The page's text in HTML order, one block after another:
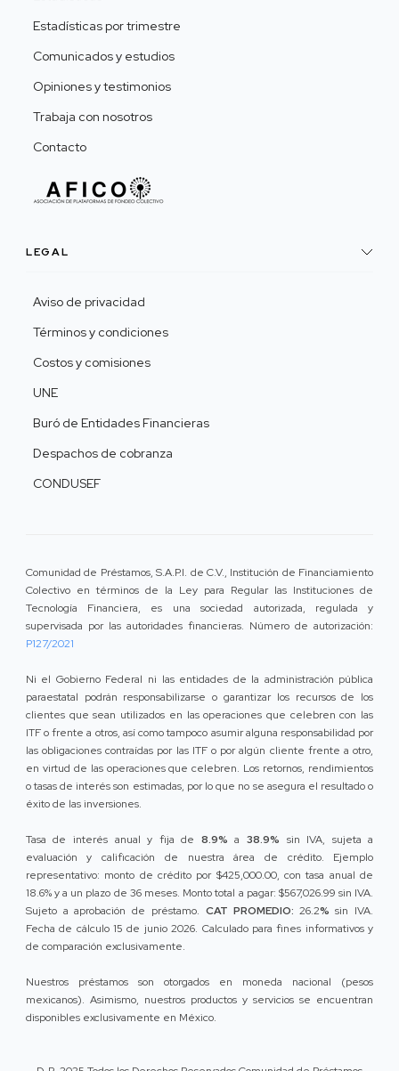
Estadísticas por trimestre
Comunicados y estudios
Opiniones y testimonios
Trabaja con nosotros
Contacto
LEGAL
Aviso de privacidad
Términos y condiciones
Costos y comisiones
UNE
Buró de Entidades Financieras
Despachos de cobranza
CONDUSEF
Comunidad de Préstamos, S.A.P.I. de C.V., Institución de Financiamiento
Colectivo en términos de la Ley para Regular las Instituciones de
Tecnología Financiera, es una sociedad autorizada, regulada y
supervisada por las autoridades financieras. Número de autorización:
P127/2021
Ni el Gobierno Federal ni las entidades de la administración pública
paraestatal podrán responsabilizarse o garantizar los recursos de los
clientes que sean utilizados en las operaciones que celebren con las
ITF o frente a otros, así como tampoco asumir alguna responsabilidad por
las obligaciones contraídas por las ITF o por algún cliente frente a otro,
en virtud de las operaciones que celebren. Los retornos, rendimientos
o tasas de interés son estimadas, por lo que no se asegura el resultado o
éxito de las inversiones.
Tasa de interés anual y fija de 8.9% a 38.9% sin IVA, sujeta a
evaluación y calificación de nuestra área de crédito. Ejemplo
representativo: monto de crédito por $425,000.00, con tasa anual de
18.6% y a un plazo de 36 meses. Monto total a pagar: $567,026.99 sin IVA.
Sujeto a aprobación de préstamo. CAT PROMEDIO: 26.2% sin IVA.
Fecha de cálculo 15 de junio 2026. Calculado para fines informativos y
de comparación exclusivamente.
Nuestros préstamos son otorgados en moneda nacional (pesos
mexicanos). Asimismo, nuestros productos y servicios se encuentran
disponibles exclusivamente en México.